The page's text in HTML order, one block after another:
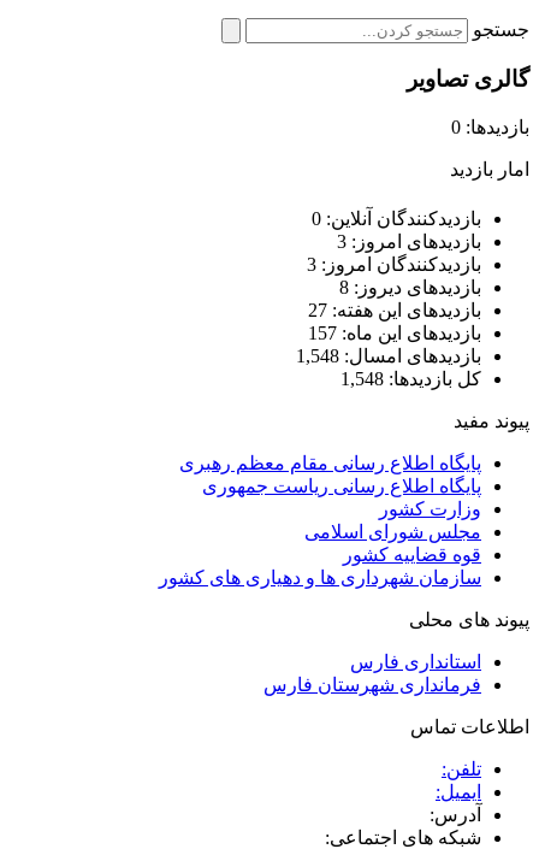
جستجو
گالری تصاویر
بازدیدها: 0
امار بازدید
بازدیدکنندگان آنلاین: 0
بازدیدهای امروز: 3
بازدیدکنندگان امروز: 3
بازدیدهای دیروز: 8
بازدیدهای این هفته: 27
بازدیدهای این ماه: 157
بازدیدهای امسال: 1,548
کل بازدیدها: 1,548
پیوند مفید
پایگاه اطلاع رسانی مقام معظم رهبری
پایگاه اطلاع رسانی ریاست جمهوری
وزارت کشور
مجلس شورای اسلامی
قوه قضاییه کشور
سازمان شهرداری ها و دهیاری های کشور
پیوند های محلی
استانداری فارس
فرمانداری شهرستان فارس
اطلاعات تماس
تلفن:
ایمیل:
آدرس:
شبکه های اجتماعی: